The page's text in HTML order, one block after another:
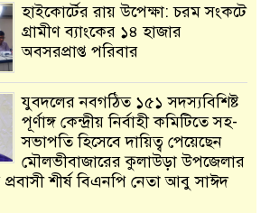
হাইকোর্টের রায় উপেক্ষা: চরম সংকটে
গ্রামীণ ব্যাংকের ১৪ হাজার
অবসরপ্রাপ্ত পরিবার
যুবদলের নবগঠিত ১৫১ সদস্যবিশিষ্ট
পূর্ণাঙ্গ কেন্দ্রীয় নির্বাহী কমিটিতে সহ-
সভাপতি হিসেবে দায়িত্ব পেয়েছেন
মৌলভীবাজারের কুলাউড়া উপজেলার
প্রবাসী শীর্ষ বিএনপি নেতা আবু সাঈদ